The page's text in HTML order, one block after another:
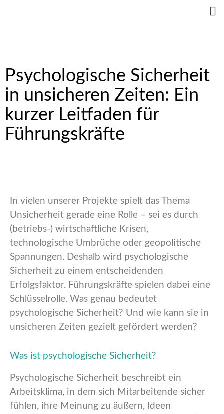
Psychologische Sicherheit
in unsicheren Zeiten: Ein
kurzer Leitfaden für
Führungskräfte
In vielen unserer Projekte spielt das Thema
Unsicherheit gerade eine Rolle – sei es durch
(betriebs-) wirtschaftliche Krisen,
technologische Umbrüche oder geopolitische
Spannungen. Deshalb wird psychologische
Sicherheit zu einem entscheidenden
Erfolgsfaktor. Führungskräfte spielen dabei eine
Schlüsselrolle. Was genau bedeutet
psychologische Sicherheit? Und wie kann sie in
unsicheren Zeiten gezielt gefördert werden?
Was ist psychologische Sicherheit?
Psychologische Sicherheit beschreibt ein
Arbeitsklima, in dem sich Mitarbeitende sicher
fühlen, ihre Meinung zu äußern, Ideen